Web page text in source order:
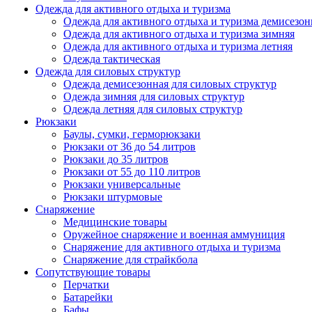
Одежда для активного отдыха и туризма
Одежда для активного отдыха и туризма
Одежда для активного отдыха и туризма зимняя
Одежда для активного отдыха и туризма летняя
Одежда тактическая
Одежда для силовых структур
Одежда демисезонная для силовых структур
Одежда зимняя для силовых структур
Одежда летняя для силовых структур
Рюкзаки
Баулы, сумки, герморюкзаки
Рюкзаки от 36 до 54 литров
Рюкзаки до 35 литров
Рюкзаки от 55 до 110 литров
Рюкзаки универсальные
Рюкзаки штурмовые
Снаряжение
Медицинские товары
Оружейное снаряжение и военная аммуниция
Снаряжение для активного отдыха и туризма
Снаряжение для страйкбола
Сопутствующие товары
Перчатки
Батарейки
Бафы